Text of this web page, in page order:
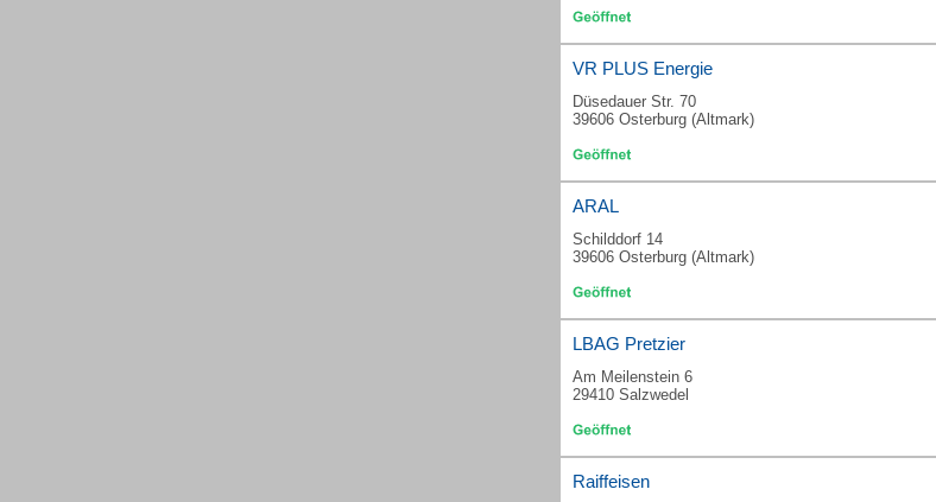
VR PLUS Energie
Düsedauer Str. 70
39606 Osterburg (Altmark)
ARAL
Schilddorf 14
39606 Osterburg (Altmark)
LBAG Pretzier
Am Meilenstein 6
29410 Salzwedel
Raiffeisen